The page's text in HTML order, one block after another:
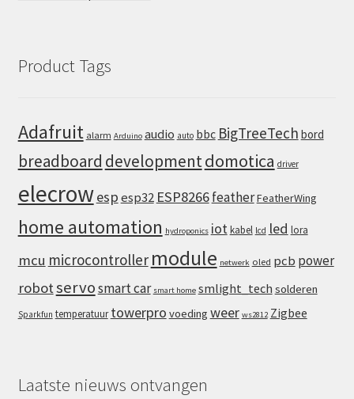
Product Tags
Adafruit alarm Arduino audio auto bbc BigTreeTech bord
breadboard developmentdomotica driver
elecrowespesp32 ESP8266featherFeatherWing
home automation hydroponics iot kabel lcd led lora
mcu microcontroller module netwerk oled pcb power
robotservosmart car smart home smlight_tech solderen
Sparkfun temperatuur towerpro voeding weer ws2812 Zigbee
Laatste nieuws ontvangen